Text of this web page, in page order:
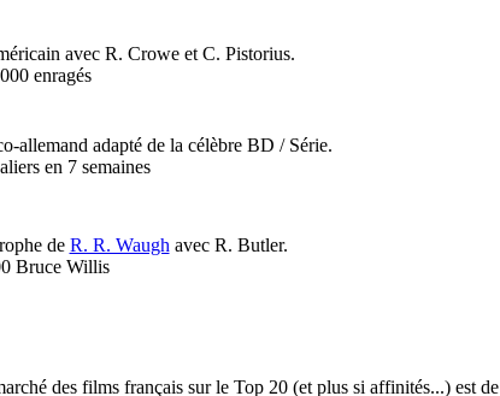
avec R. Crowe et C. Pistorius.
enragés
allemand adapté de la célèbre BD / Série.
en 7 semaines
de R. R. Waugh avec R. Butler.
Bruce Willis
des films français sur le Top 20 (et plus si affinités...) est de